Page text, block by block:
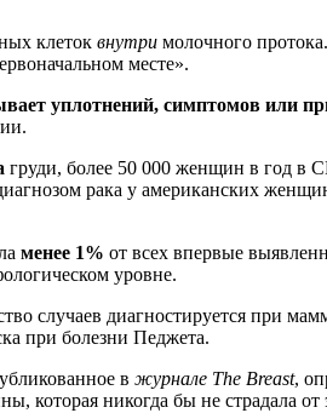
клеток внутри молочного
месте».
уплотнений, симптомов или
груди, более 50 000 женщин в год в
рака у американских
менее 1% от всех впервые
уровне.
случаев диагностируется при
при болезни Педжета.
в журнале The Breast,
которая никогда бы не страдала от